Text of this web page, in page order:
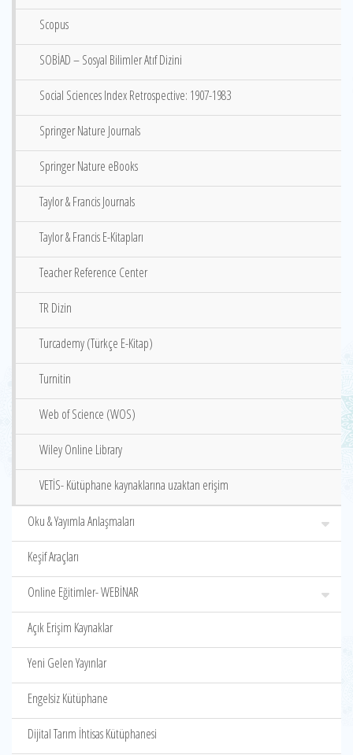
Scopus
SOBİAD – Sosyal Bilimler Atıf Dizini
Social Sciences Index Retrospective: 1907-1983
Springer Nature Journals
Springer Nature eBooks
Taylor & Francis Journals
Taylor & Francis E-Kitapları
Teacher Reference Center
TR Dizin
Turcademy (Türkçe E-Kitap)
Turnitin
Web of Science (WOS)
Wiley Online Library
VETİS- Kütüphane kaynaklarına uzaktan erişim
Oku & Yayımla Anlaşmaları
Keşif Araçları
Online Eğitimler- WEBİNAR
Açık Erişim Kaynaklar
Yeni Gelen Yayınlar
Engelsiz Kütüphane
Dijital Tarım İhtisas Kütüphanesi